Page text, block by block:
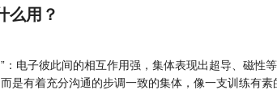
么用？
：电子彼此间的相互作用强，集体表现出超导、磁性
有着充分沟通的步调一致的集体，像一支训练有素的